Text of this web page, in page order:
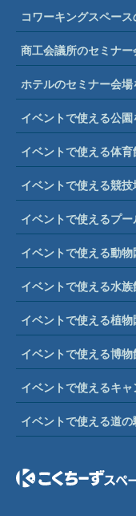
コワーキングスペー
商工会議所のセミナ
ホテルのセミナー会場
イベントで使える公園
イベントで使える体
イベントで使える競
イベントで使えるプ
イベントで使える動
イベントで使える水
イベントで使える植
イベントで使える博
イベントで使えるキ
イベントで使える道